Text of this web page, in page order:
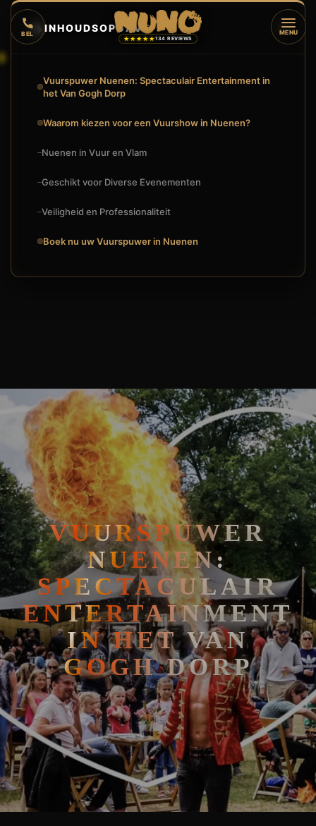
BEL
★★★★★134 REVIEWS
MENU
🔥INHOUDSOPGAVE ▼
Vuurspuwer Nuenen: Spectaculair Entertainment in
het Van Gogh Dorp
Waarom kiezen voor een Vuurshow in Nuenen?
Nuenen in Vuur en Vlam
Geschikt voor Diverse Evenementen
Veiligheid en Professionaliteit
Boek nu uw Vuurspuwer in Nuenen
VUURSPUWER
NUENEN:
SPECTACULAIR
ENTERTAINMENT
IN HET VAN
GOGH DORP